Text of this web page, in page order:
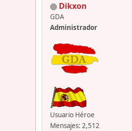
Dikxon
GDA
Administrador
Usuario Héroe
Mensajes: 2,512